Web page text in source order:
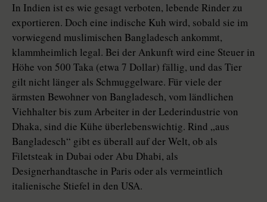
In Indien ist es wie gesagt verboten, lebende Rinder zu
exportieren. Doch eine indische Kuh wird, sobald sie im
vorwiegend muslimischen Bangladesch ankommt,
klammheimlich legal. Bei der Ankunft wird eine Steuer in
Höhe von 500 Taka (etwa 7 Dollar) fällig, und das Tier
gilt nicht länger als Schmuggelware. Für viele der
ärmsten Bewohner von Bangladesch, vom ländlichen
Viehhalter bis zum Arbeiter in der Lederindustrie von
Dhaka, sind die Kühe überlebenswichtig. Rind „aus
Bangladesch“ gibt es überall auf der Welt, ob als
Filetsteak in Dubai oder Abu Dhabi, als
Designerhandtasche in Paris oder als vermeintlich
italienische Stiefel in den USA.